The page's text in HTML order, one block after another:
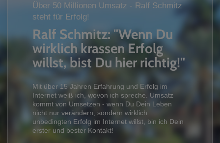
Über 50 Millionen Umsatz - Ralf Schmitz
steht für Erfolg!
Ralf Schmitz: "Wenn Du
wirklich krassen Erfolg
willst, bist Du hier richtig!"
Mit über 15 Jahren Erfahrung und Erfolg im
Internet weiß ich, wovon ich spreche. Umsatz
kommt von Umsetzen - wenn Du Dein Leben
nicht nur verändern, sondern wirklich
unbedingten Erfolg im Internet willst, bin ich Dein
erster und bester Kontakt!